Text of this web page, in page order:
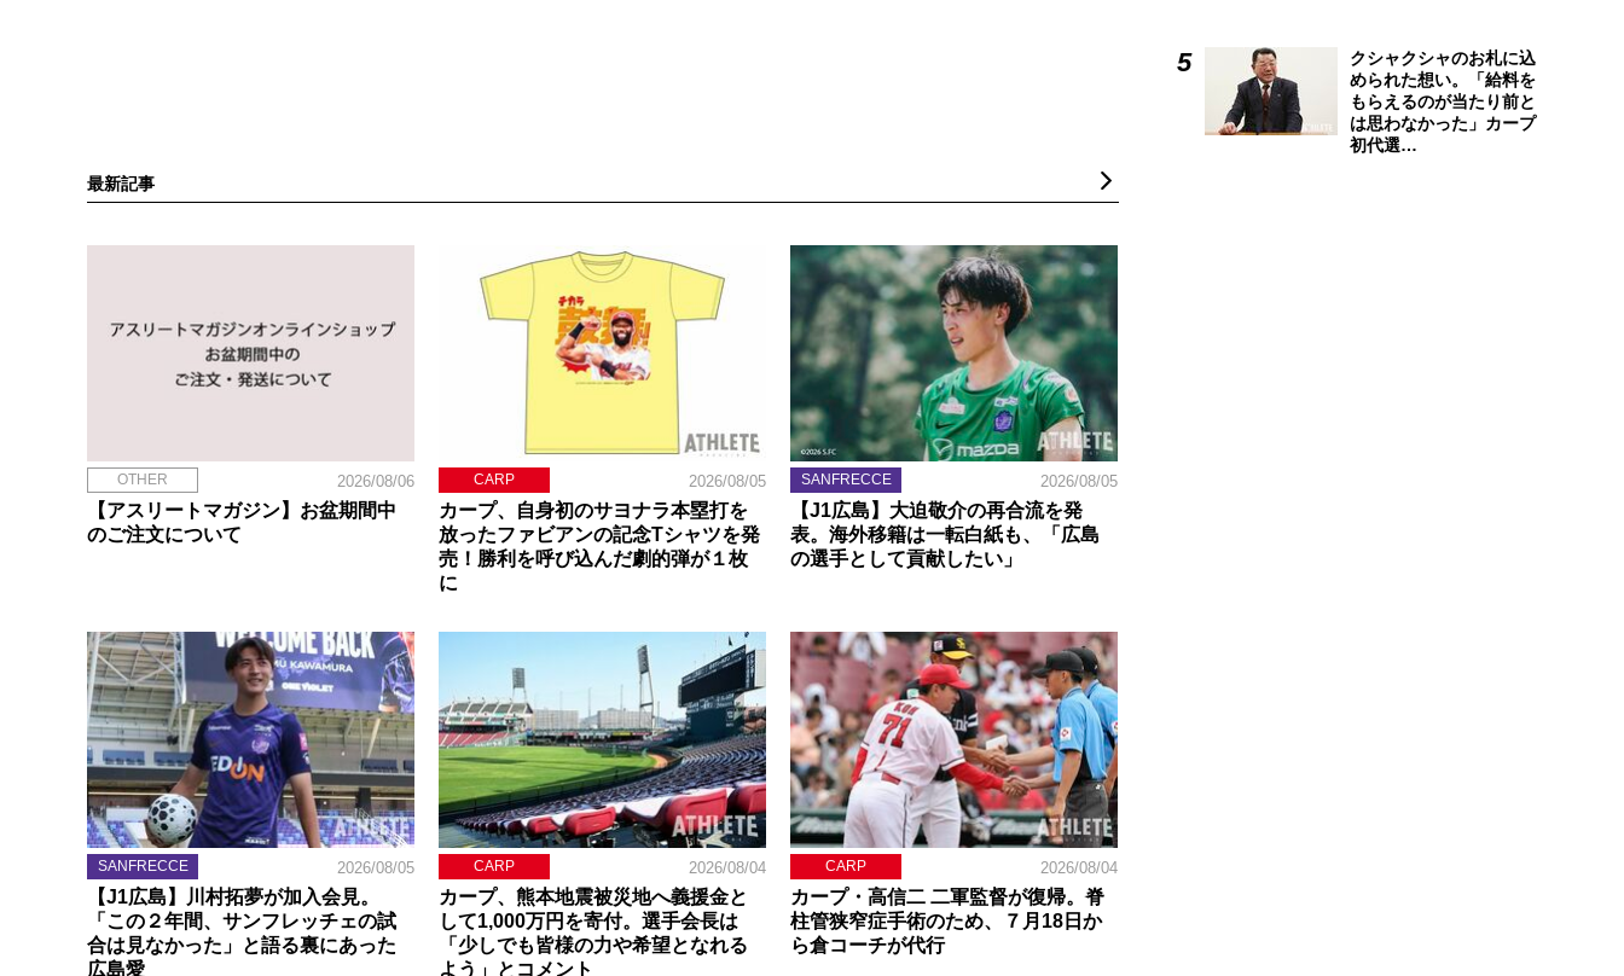
最新記事
OTHER 2026/08/06
【アスリートマガジン】お盆期間中
のご注文について
CARP 2026/08/05
カープ、自身初のサヨナラ本塁打を
放ったファビアンの記念Tシャツを発
売！勝利を呼び込んだ劇的弾が１枚
に
SANFRECCE 2026/08/05
【J1広島】大迫敬介の再合流を発
表。海外移籍は一転白紙も、「広島
の選手として貢献したい」
SANFRECCE 2026/08/05
【J1広島】川村拓夢が加入会見。
「この２年間、サンフレッチェの試
合は見なかった」と語る裏にあった
広島愛
CARP 2026/08/04
カープ、熊本地震被災地へ義援金と
して1,000万円を寄付。選手会長は
「少しでも皆様の力や希望となれる
よう」とコメント
CARP 2026/08/04
カープ・高信二 二軍監督が復帰。脊
柱管狭窄症手術のため、７月18日か
ら倉コーチが代行
クシャクシャのお札に込
められた想い。「給料を
もらえるのが当たり前と
は思わなかった」カープ
初代選…